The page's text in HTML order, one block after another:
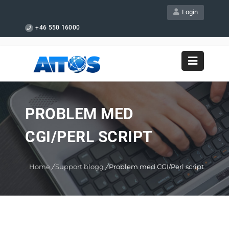
Login
+46 550 16000
PROBLEM MED
CGI/PERL SCRIPT
Home /Support blogg /Problem med CGI/Perl script